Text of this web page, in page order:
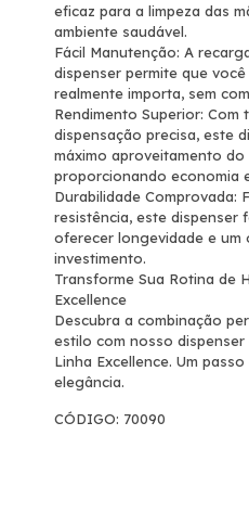
eficaz para a limpeza das
ambiente saudável.
Fácil Manutenção: A
dispenser permite que
realmente importa, sem
Rendimento Superior: Com
dispensação precisa, este
máximo aproveitamento
proporcionando economia
Durabilidade Comprovada:
resistência, este dispenser
oferecer longevidade e
investimento.
Transforme Sua Rotina de
Excellence
Descubra a combinação
estilo com nosso
Linha Excellence. Um
elegância.
CÓDIGO: 70090